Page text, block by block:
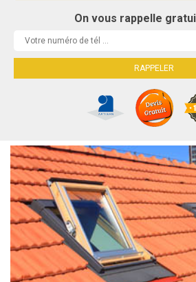
On vous rappelle